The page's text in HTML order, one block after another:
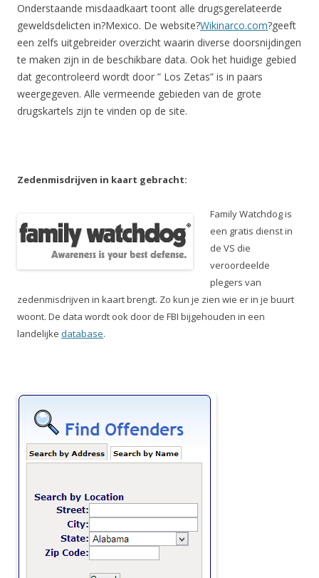
Onderstaande misdaadkaart toont alle drugsgerelateerde
geweldsdelicten in?Mexico. De website?Wikinarco.com?geeft
een zelfs uitgebreider overzicht waarin diverse doorsnijdingen
te maken zijn in de beschikbare data. Ook het huidige gebied
dat gecontroleerd wordt door ” Los Zetas” is in paars
weergegeven. Alle vermeende gebieden van de grote
drugskartels zijn te vinden op de site.
Zedenmisdrijven in kaart gebracht:
Family Watchdog is
een gratis dienst in
de VS die
veroordeelde
plegers van
zedenmisdrijven in kaart brengt. Zo kun je zien wie er in je buurt
woont. De data wordt ook door de FBI bijgehouden in een
landelijke database.